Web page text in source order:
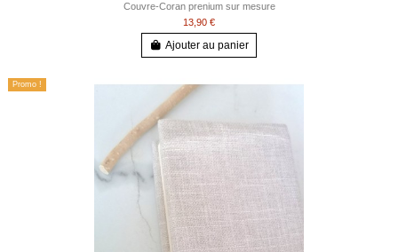
Couvre-Coran prenium sur mesure
13,90 €
Ajouter au panier
Promo !